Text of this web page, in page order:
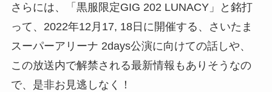
さらには、「黒服限定GIG 202 LUNACY」と銘打
って、2022年12月17, 18日に開催する、さいたま
スーパーアリーナ 2days公演に向けての話しや、
この放送内で解禁される最新情報もありそうなの
で、是非お見逃しなく！